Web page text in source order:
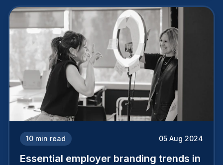
10 min read 05 Aug 2024
Essential employer branding trends in